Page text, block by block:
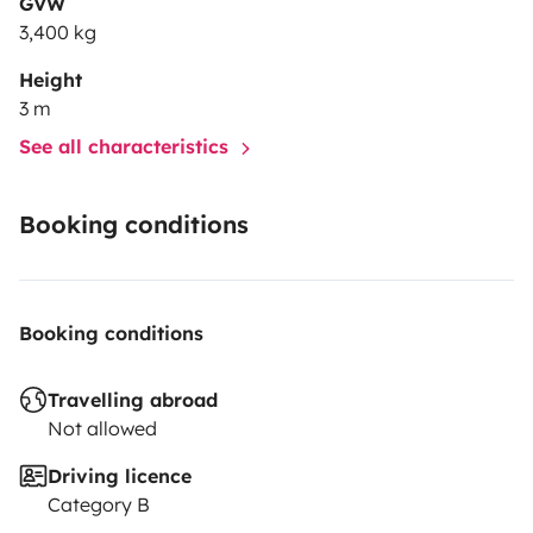
3,400 kg
Height
3 m
See all characteristics
Booking conditions
Booking conditions
Travelling abroad
Not allowed
Driving licence
Category B